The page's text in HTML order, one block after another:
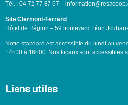
Tél. : 04 72 77 87 67 –
Site Clermont-Ferrand
Hôtel de Région – 59 boulevard Léon
Notre standard est accessible du lundi au
14h00 à 16h00. Nos locaux sont accessibles
Liens utiles